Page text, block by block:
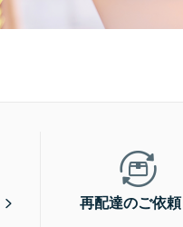
再配達のご依頼